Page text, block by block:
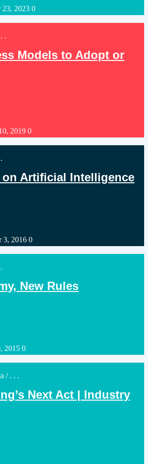
23, 2023 0
.
Models to Adopt or
2019 0
Artificial Intelligence
3, 2016 0
New Rules
2015 0
/ . . .
Next Act | Industry